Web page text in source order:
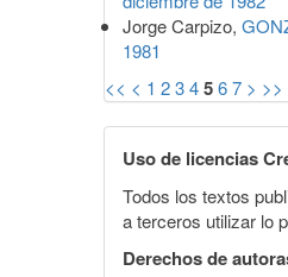
Jorge Carpizo,
1981
<< < 1 234567 > >>
Uso de licencias
Todos los textos
a terceros utilizar lo
Derechos de